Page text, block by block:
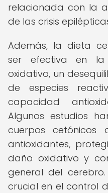
relacionada con la
de las crisis
Además, la dieta
ser efectiva en la
oxidativo, un
de especies
capacidad
Algunos estudios
cuerpos cetónicos
antioxidantes,
daño oxidativo y
general del
crucial en el control